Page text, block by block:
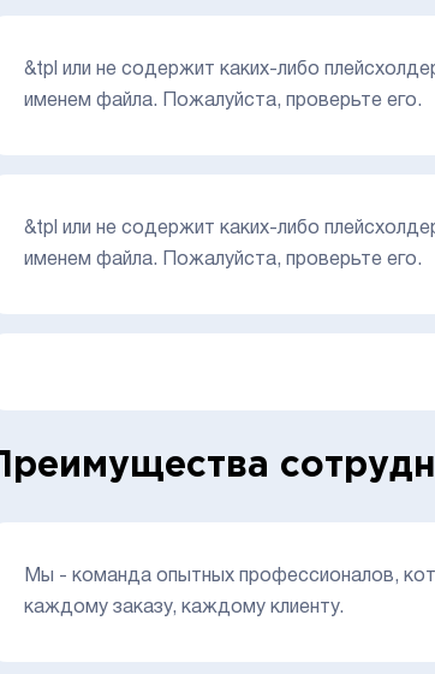
&tpl или не содержит каких-либо
именем файла. Пожалуйста, проверьте его.
&tpl или не содержит каких-либо
именем файла. Пожалуйста, проверьте его.
Преимущества
Мы - команда опытных профессионалов,
каждому заказу, каждому клиенту.